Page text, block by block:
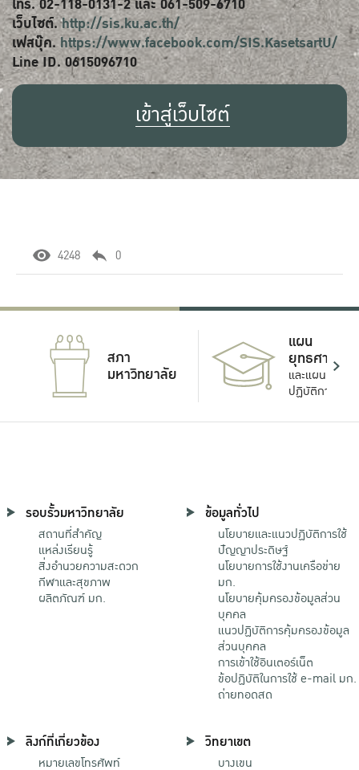
เว็บไซต์.http://sis.ku.ac.th/
เฟสบุ๊ค.https://www.facebook.com/SIS.KasetsartU/
Line ID. 0615096710
เข้าสู่เว็บไซต์
4248 0
สภา
มหาวิทยาลัย
แผน
ยุทธศาสตร์
และแผน
ปฏิบัติการ
รอบรั้วมหาวิทยาลัย
สถานที่สำคัญ
แหล่งเรียนรู้
สิ่งอำนวยความสะดวก
กีฬาและสุขภาพ
ผลิตภัณฑ์ มก.
ข้อมูลทั่วไป
นโยบายและแนวปฏิบัติการใช้
ปัญญาประดิษฐ์
นโยบายการใช้งานเครือข่าย
มก.
นโยบายคุ้มครองข้อมูลส่วน
บุคคล
แนวปฏิบัติการคุ้มครองข้อมูล
ส่วนบุคคล
การเข้าใช้อินเตอร์เน็ต
ข้อปฏิบัติในการใช้ e-mail มก.
ถ่ายทอดสด
ลิงก์ที่เกี่ยวข้อง
หมายเลขโทรศัพท์
วิทยาเขต
บางเขน